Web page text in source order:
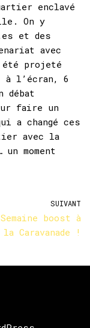
enclavé
On y
et des
avec
projeté
à l’écran, 6
débat
faire un
a changé ces
avec la
moment
SUIVANT
Semaine boost à
la Caravanade !